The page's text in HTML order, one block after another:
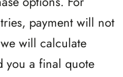
payment will not
will calculate
you a final quote